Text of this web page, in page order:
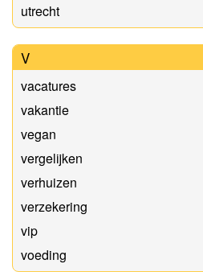
utrecht
V
vacatures
vakantie
vegan
vergelijken
verhuizen
verzekering
vip
voeding